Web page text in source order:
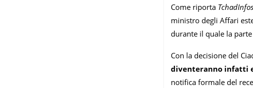
Come riporta TchadInfos
ministro degli Affari
durante il quale la
Con la decisione del
diventeranno infatti
notifica formale del